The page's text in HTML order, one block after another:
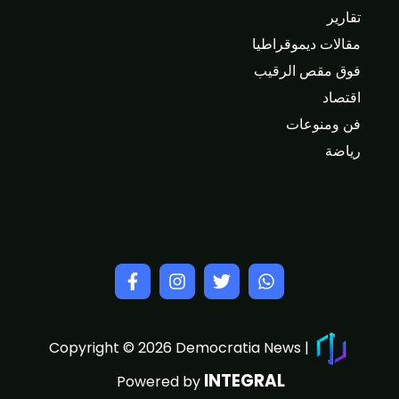
تقارير
مقالات ديموقراطيا
فوق مقص الرقيب
اقتصاد
فن ومنوعات
رياضة
Powered by INTEGRAL